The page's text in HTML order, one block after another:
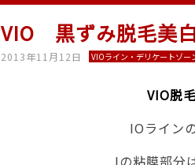
VIO 黒ずみ脱毛美
2013年11月12日 VIOライン・デリケートゾー
VIO脱
IOライン
Iの粘膜部分